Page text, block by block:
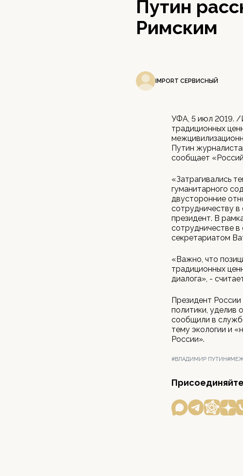
Путин
Римским
IMPORT СЕРВИСНЫЙ
УФА, 5 июл 2019. /
традиционных
Путин
сообщает
«Затрагивались
гуманитарного
двусторонние
сотрудничеству
президент. В
сотрудничестве
секретариатом
«Важно, что
традиционных
диалога», -
Президент
политики, уделив
сообщили в
тему экологии и
России».
#ВЛАДИМИР ПУТИН